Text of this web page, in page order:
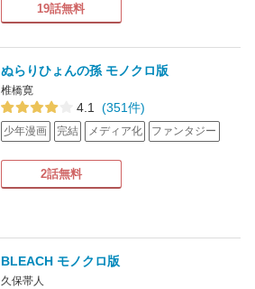
19話無料
ぬらりひょんの孫 モノクロ版
椎橋寛
4.1 (351件)
少年漫画 完結 メディア化 ファンタジー
2話無料
BLEACH モノクロ版
久保帯人